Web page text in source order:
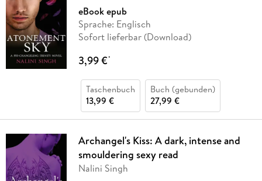
eBook epub
Sprache: Englisch
Sofort lieferbar (Download)
3,99 €*
Taschenbuch
13,99 €
Buch (gebunden)
27,99 €
Archangel's Kiss: A dark, intense and
smouldering sexy read
Nalini Singh